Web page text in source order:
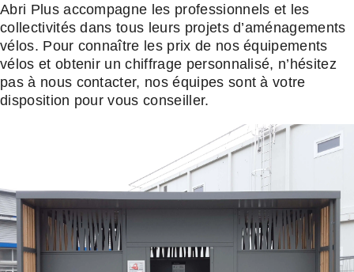
Abri Plus accompagne les professionnels et les
collectivités dans tous leurs projets d’aménagements
vélos. Pour connaître les prix de nos équipements
vélos et obtenir un chiffrage personnalisé, n’hésitez
pas à nous contacter, nos équipes sont à votre
disposition pour vous conseiller.